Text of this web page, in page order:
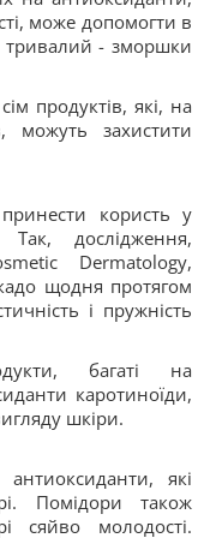
може допомогти в
тривалий - зморшки
продуктів, які, на
можуть захистити
користь у
дослідження,
Dermatology,
щодня протягом
і пружність
багаті на
каротиноїди,
шкіри.
які
Помідори також
сяйво молодості.